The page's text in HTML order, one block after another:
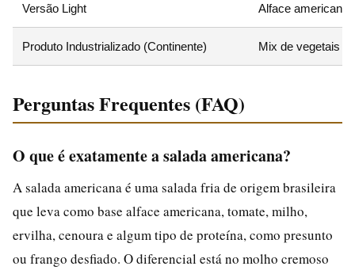
Versão Light Alface
Produto Industrializado (Continente) Mix de vegetais
Perguntas Frequentes (FAQ)
O que é exatamente a salada americana?
A salada americana é uma salada fria de origem brasileira
que leva como base alface americana, tomate, milho,
ervilha, cenoura e algum tipo de proteína, como presunto
ou frango desfiado. O diferencial está no molho cremoso